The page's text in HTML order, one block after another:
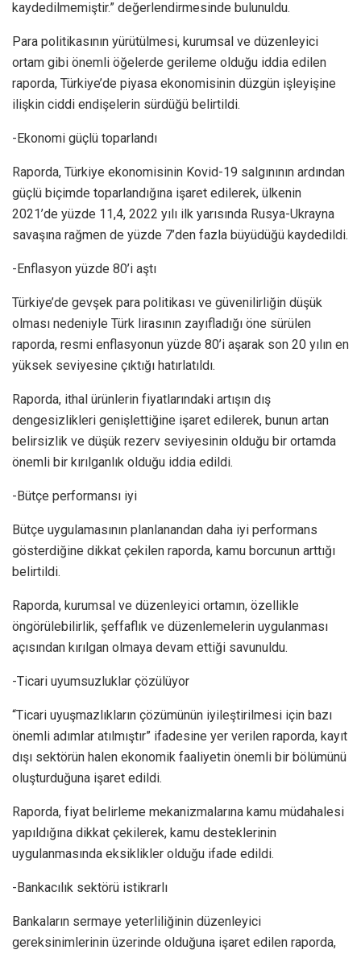
kaydedilmemiştir.” değerlendirmesinde bulunuldu.
Para politikasının yürütülmesi, kurumsal ve düzenleyici
ortam gibi önemli öğelerde gerileme olduğu iddia edilen
raporda, Türkiye’de piyasa ekonomisinin düzgün işleyişine
ilişkin ciddi endişelerin sürdüğü belirtildi.
-Ekonomi güçlü toparlandı
Raporda, Türkiye ekonomisinin Kovid-19 salgınının ardından
güçlü biçimde toparlandığına işaret edilerek, ülkenin
2021’de yüzde 11,4, 2022 yılı ilk yarısında Rusya-Ukrayna
savaşına rağmen de yüzde 7’den fazla büyüdüğü kaydedildi.
-Enflasyon yüzde 80’i aştı
Türkiye’de gevşek para politikası ve güvenilirliğin düşük
olması nedeniyle Türk lirasının zayıfladığı öne sürülen
raporda, resmi enflasyonun yüzde 80’i aşarak son 20 yılın en
yüksek seviyesine çıktığı hatırlatıldı.
Raporda, ithal ürünlerin fiyatlarındaki artışın dış
dengesizlikleri genişlettiğine işaret edilerek, bunun artan
belirsizlik ve düşük rezerv seviyesinin olduğu bir ortamda
önemli bir kırılganlık olduğu iddia edildi.
-Bütçe performansı iyi
Bütçe uygulamasının planlanandan daha iyi performans
gösterdiğine dikkat çekilen raporda, kamu borcunun arttığı
belirtildi.
Raporda, kurumsal ve düzenleyici ortamın, özellikle
öngörülebilirlik, şeffaflık ve düzenlemelerin uygulanması
açısından kırılgan olmaya devam ettiği savunuldu.
-Ticari uyumsuzluklar çözülüyor
“Ticari uyuşmazlıkların çözümünün iyileştirilmesi için bazı
önemli adımlar atılmıştır” ifadesine yer verilen raporda, kayıt
dışı sektörün halen ekonomik faaliyetin önemli bir bölümünü
oluşturduğuna işaret edildi.
Raporda, fiyat belirleme mekanizmalarına kamu müdahalesi
yapıldığına dikkat çekilerek, kamu desteklerinin
uygulanmasında eksiklikler olduğu ifade edildi.
-Bankacılık sektörü istikrarlı
Bankaların sermaye yeterliliğinin düzenleyici
gereksinimlerinin üzerinde olduğuna işaret edilen raporda,